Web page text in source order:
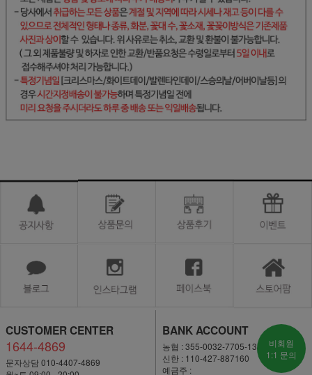
CUSTOMER CENTER
1644-4869
문자상담 010-4407-4869
BANK ACCOUNT
농협 : 355-0032-7705-13
신한 : 110-427-887160
예금주 :
비회원
1:1 문의